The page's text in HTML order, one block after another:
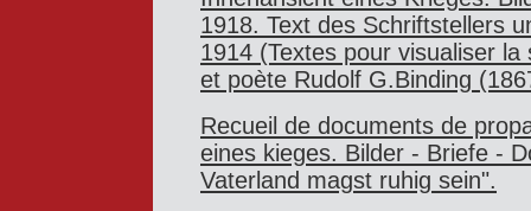
1918. Text des Schriftstellers
1914 (Textes pour visualiser
et poète Rudolf G.Binding
Recueil de documents de
eines kieges. Bilder - Briefe -
Vaterland magst ruhig sein".